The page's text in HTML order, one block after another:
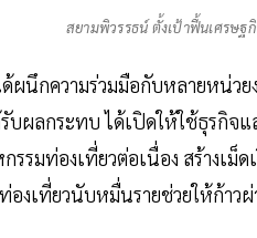
สยามพิวรรธน์ ตั้งเป้าฟื้นเศรษฐ
นึกความร่วมมือกับหลายหน่ว
บผลกระทบ ได้เปิดให้ใช้ธุรกิจ
รมท่องเที่ยวต่อเนื่อง สร้างเ
งเที่ยวนับหมื่นรายช่วยให้ก้าว